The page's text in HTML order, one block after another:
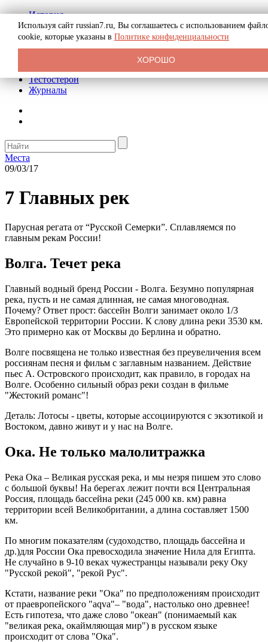
История
Биография
Криминал
Реклама на сайте
Тестостерон
Журналы
Места
09/03/17
7 Главных рек
Парусная регата от “Русской Семерки”. Сплавляемся по
главным рекам России!
Волга. Течет река
Главный водный бренд России - Волга. Безумно популярная
река, пусть и не самая длинная, не самая многоводная.
Почему? Ответ прост: бассейн Волги занимает около 1/3
Европейской территории России. К слову длина реки 3530 км.
Это примерно как от Москвы до Берлина и обратно.
Волге посвящена не только известная без преувеличения всем
россиянам песня и фильм с заглавным названием. Действие
пьес А. Островского происходит, как правило, в городах на
Волге. Особенно сильный образ реки создан в фильме
"Жестокий романс"!
Деталь: Лотосы - цветы, которые ассоциируются с экзотикой и
Востоком, давно живут и у нас на Волге.
Ока. Не только малолитражка
Река Ока – Великая русская река, и мы незря пишем это слово
с большой буквы! На берегах лежит почти вся Центральная
Россия, площадь бассейна реки (245 000 кв. км) равна
территории всей Великобритании, а длина составляет 1500
км.
По многим показателям (судоходство, площадь бассейна и
др.)для России Ока превосходила значение Нила для Египта.
Не случайно в 9-10 веках чужестранцы называли реку Оку
"Русской рекой", "рекой Рус".
Кстати, название реки "Ока" по предположениям происходит
от праевропейского "aqva"– "вода", настолько оно древнее!
Есть гипотеза, что даже слово "океан" (понимаемый как
"великая река, окаймляющая мир") в русском языке
происходит от слова "Ока".
Используя сайт russian7.ru, Вы соглашаетесь с использованием
cookie, которые указаны в Политике конфиденциальности
ХОРОШО